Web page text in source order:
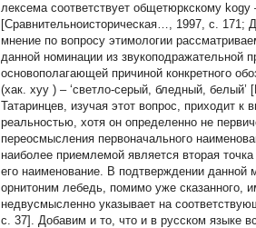
лексема соответствует общетюркскому kogy
[Сравнительноисторическая…, 1997, с. 171;
мнение по вопросу этимологии
данной номинации из звукоподражательной
основополагающей причиной конкретного
(хак. хуу ) – ‘светло-серый, бледный,
Татаринцев, изучая этот вопрос, приходит
реальностью, хотя он определенно не
переосмысления первоначального
наиболее приемлемой является вторая
его наименование. В подтверждении данной
орнитоним лебедь, помимо уже сказанного,
недвусмысленно указывает на
с. 37]. Добавим и то, что и в русском языке